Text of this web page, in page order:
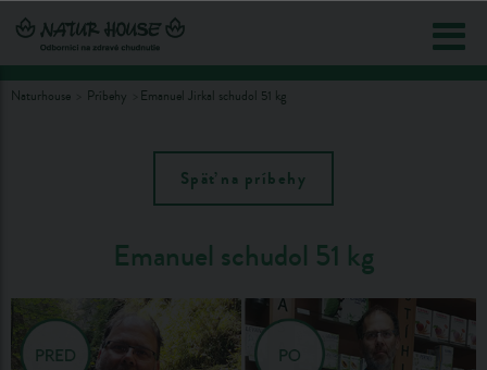
Naturhouse Príbehy Emanuel Jirkal schudol 51 kg
Späť na príbehy
Emanuel schudol 51 kg